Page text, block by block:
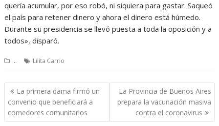
quería acumular, por eso robó, ni siquiera para gastar. Saqueó
el país para retener dinero y ahora el dinero está húmedo.
Durante su presidencia se llevó puesta a toda la oposición y a
todos», disparó.
... Lilita Carrio
Navegación
de
entradas
La primera dama firmó un
convenio que beneficiará a
comedores comunitarios
La Provincia de Buenos Aires
prepara la vacunación masiva
contra el coronavirus